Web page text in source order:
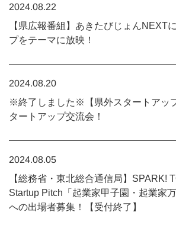
2024.08.22
【県広報番組】あきたびじょんNEXT
プをテーマに放映！
2024.08.20
※終了しました※【県外スタートアッ
タートアップ交流会！
2024.08.05
【総務省・東北総合通信局】SPARK!
Startup Pitch「起業家甲子園・起業家
への出場者募集！【受付終了】